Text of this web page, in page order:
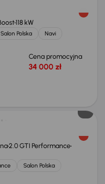
118 kW
Salon Polska
Navi
Cena promocyjna
34 000 zł
2.0 GTI Performance
Salon Polska